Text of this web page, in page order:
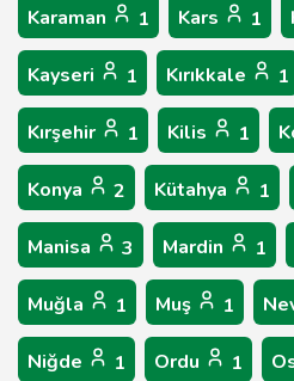
Karaman 1 Kars 1
Kayseri 1 Kırıkkale 1
Kırşehir 1 Kilis 1
Konya 2 Kütahya 1
Manisa 3 Mardin 1
Muğla 1 Muş 1
Niğde 1 Ordu 1